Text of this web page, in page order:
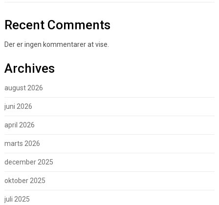
Recent Comments
Der er ingen kommentarer at vise.
Archives
august 2026
juni 2026
april 2026
marts 2026
december 2025
oktober 2025
juli 2025